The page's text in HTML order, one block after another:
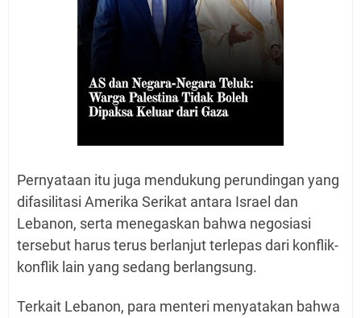
Pernyataan itu juga mendukung perundingan yang
difasilitasi Amerika Serikat antara Israel dan
Lebanon, serta menegaskan bahwa negosiasi
tersebut harus terus berlanjut terlepas dari konflik-
konflik lain yang sedang berlangsung.
Terkait Lebanon, para menteri menyatakan bahwa